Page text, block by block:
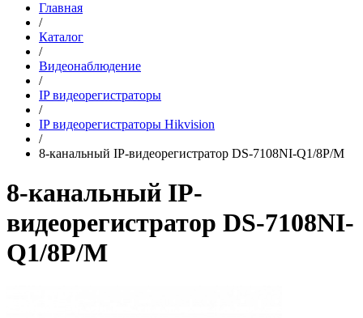
Главная
/
Каталог
/
Видеонаблюдение
/
IP видеорегистраторы
/
IP видеорегистраторы Hikvision
/
8-канальный IP-видеорегистратор DS-7108NI-Q1/8P/M
8-канальный IP-
видеорегистратор DS-7108NI-
Q1/8P/M